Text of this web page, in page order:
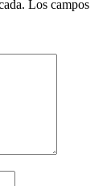
Los campos